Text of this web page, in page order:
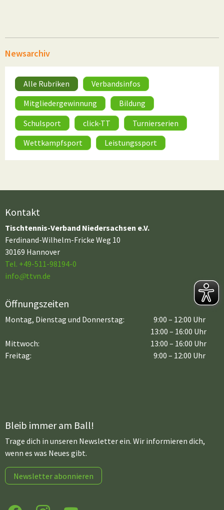
Newsarchiv
Alle Rubriken
Verbandsinfos
Mitgliedergewinnung
Bildung
Schulsport
click-TT
Turnierserien
Wettkampfsport
Leistungssport
Kontakt
Tischtennis-Verband Niedersachsen e.V.
Ferdinand-Wilhelm-Fricke Weg 10
30169 Hannover
Tel. +49-511-98194-0
info@ttvn.de
Öffnungszeiten
Montag, Dienstag und Donnerstag:
9:00 – 12:00 Uhr
13:00 – 16:00 Uhr
Mittwoch:
Freitag:
13:00 – 16:00 Uhr
9:00 – 12:00 Uhr
Bleib immer am Ball!
Trage dich in unseren Newsletter ein. Wir informieren dich,
wenn es was Neues gibt.
Newsletter abonnieren